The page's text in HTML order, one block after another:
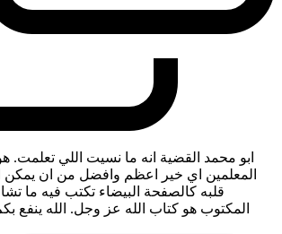
ابو محمد القضية انه ما نسيت اللي
المعلمين اي خير اعظم وافضل من ان يمكن
قلبه كالصفحة البيضاء تكتب فيه ما
المكتوب هو كتاب الله عز وجل. الله ينفع